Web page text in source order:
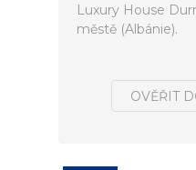
Luxury House
městě (Albánie).
OVĚŘIT